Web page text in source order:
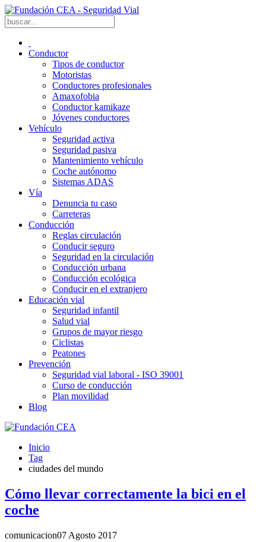
Conductor
Tipos de conductor
Motoristas
Conductores profesionales
Amaxofobia
Conductor kamikaze
Jóvenes conductores
Vehículo
Seguridad activa
Seguridad pasiva
Mantenimiento vehículo
Coche autónomo
Sistemas ADAS
Vía
Denuncia tu caso
Carreteras
Conducción
Reglas circulación
Conducir seguro
Seguridad en la circulación
Conducción urbana
Conducción ecológica
Conducir en el extranjero
Educación vial
Seguridad infantil
Salud vial
Grupos de mayor riesgo
Ciclistas
Peatones
Prevención
Seguridad vial laboral - ISO 39001
Curso de conducción
Plan movilidad
Blog
Inicio
Tag
ciudades del mundo
Cómo llevar correctamente la bici en el
coche
comunicacion07 Agosto 2017